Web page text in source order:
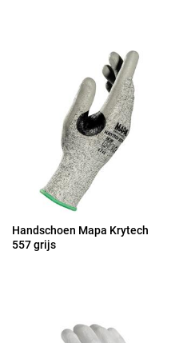
Handschoen Mapa Krytech
557 grijs